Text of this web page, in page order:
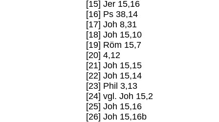
[15] Jer 15,16
[16] Ps 38,14
[17] Joh 8,31
[18] Joh 15,10
[19] Röm 15,7
[20] 4,12
[21] Joh 15,15
[22] Joh 15,14
[23] Phil 3,13
[24] vgl. Joh 15,2
[25] Joh 15,16
[26] Joh 15,16b